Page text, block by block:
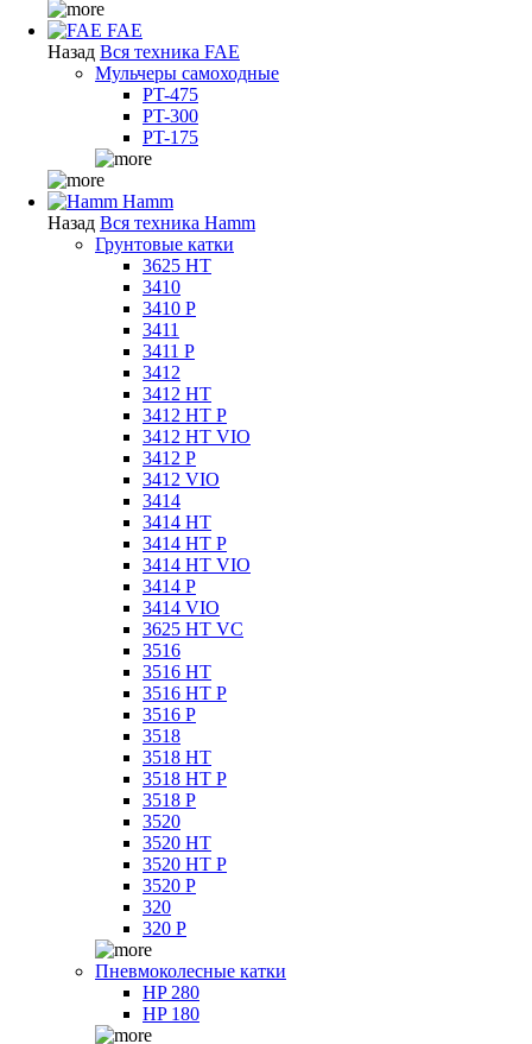
FAE
Назад Вся техника FAE
Мульчеры самоходные
PT-475
PT-300
PT-175
Hamm
Назад Вся техника Hamm
Грунтовые катки
3625 HT
3410
3410 P
3411
3411 P
3412
3412 HT
3412 HT P
3412 HT VIO
3412 P
3412 VIO
3414
3414 HT
3414 HT P
3414 HT VIO
3414 P
3414 VIO
3625 HT VC
3516
3516 HT
3516 HT P
3516 P
3518
3518 HT
3518 HT P
3518 P
3520
3520 HT
3520 HT P
3520 P
320
320 P
Пневмоколесные катки
HP 280
HP 180